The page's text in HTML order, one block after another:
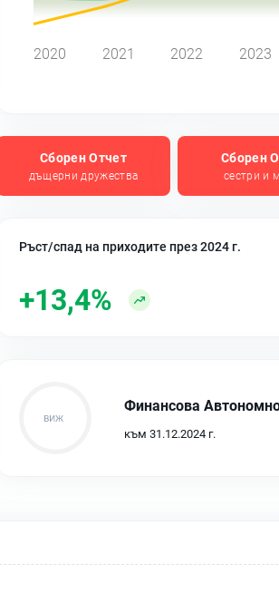
2020 2021 2022 2023
Сборен Отчет
дъщерни дружества
Сборен
сестри и
Ръст/спад на приходите през 2024 г.
+13,4%
Финансова
към 31.12.2024 г.